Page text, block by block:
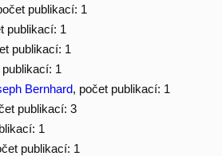
publikací: 1
publikací: 1
publikací: 1
1
Bernhard, počet publikací: 1
publikací: 3
1
publikací: 1